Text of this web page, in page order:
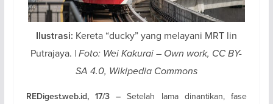
Ilustrasi: Kereta “ducky” yang melayani MRT lin
Putrajaya. |Foto: Wei Kakurai – Own work, CC BY-
SA 4.0, Wikipedia Commons
REDigest.web.id, 17/3 – Setelah lama dinantikan, fase